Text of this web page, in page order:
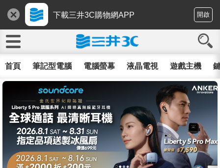
下載三井3C購物網APP 開啟
首頁 筆記型電腦 電腦螢幕 液晶電視 遊戲主機